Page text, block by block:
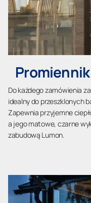
Promiennik
Do każdego zamówienia
idealny do przeszklonych
Zapewnia przyjemne
a jego matowe, czarne
zabudową Lumon.